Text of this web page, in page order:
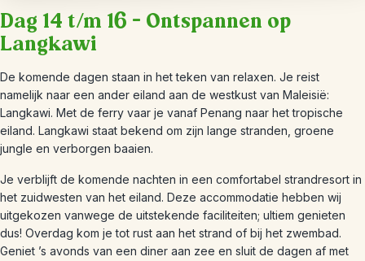
Dag 14 t/m 16 – Ontspannen op
Langkawi
De komende dagen staan in het teken van relaxen. Je reist
namelijk naar een ander eiland aan de westkust van Maleisië:
Langkawi. Met de ferry vaar je vanaf Penang naar het tropische
eiland. Langkawi staat bekend om zijn lange stranden, groene
jungle en verborgen baaien.
Je verblijft de komende nachten in een comfortabel strandresort in
het zuidwesten van het eiland. Deze accommodatie hebben wij
uitgekozen vanwege de uitstekende faciliteiten; ultiem genieten
dus! Overdag kom je tot rust aan het strand of bij het zwembad.
Geniet ’s avonds van een diner aan zee en sluit de dagen af met